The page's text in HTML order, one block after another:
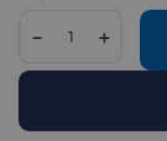
＋
－